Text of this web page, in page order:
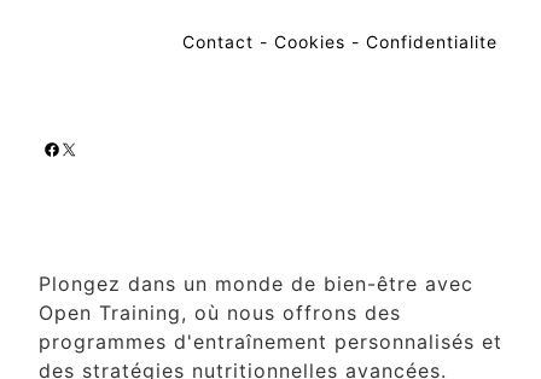
Contact - Cookies - Confidentialite
Facebook
X
Plongez dans un monde de bien-être avec
Open Training, où nous offrons des
programmes d'entraînement personnalisés et
des stratégies nutritionnelles avancées.